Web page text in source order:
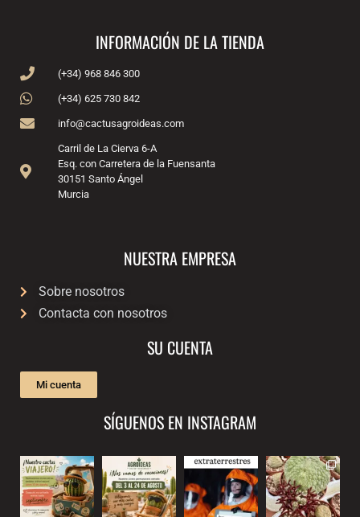
INFORMACIÓN DE LA TIENDA
(+34) 968 846 300
(+34) 625 730 842
info@cactusagroideas.com
Carril de La Cierva 6-A
Esq. con Carretera de la Fuensanta
30151 Santo Ángel
Murcia
NUESTRA EMPRESA
Sobre nosotros
Contacta con nosotros
SU CUENTA
Mi cuenta
SÍGUENOS EN INSTAGRAM